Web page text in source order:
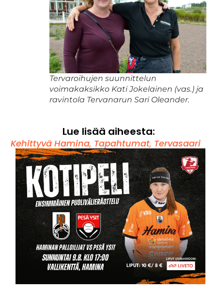
Tervaroihujen suunnittelun
voimakaksikko Kati Jokelainen (vas.) ja
ravintola Tervanarun Sari Oleander.
Lue lisää aiheesta:
Kehittyvä Hamina, Tapahtumat, Tervasaari